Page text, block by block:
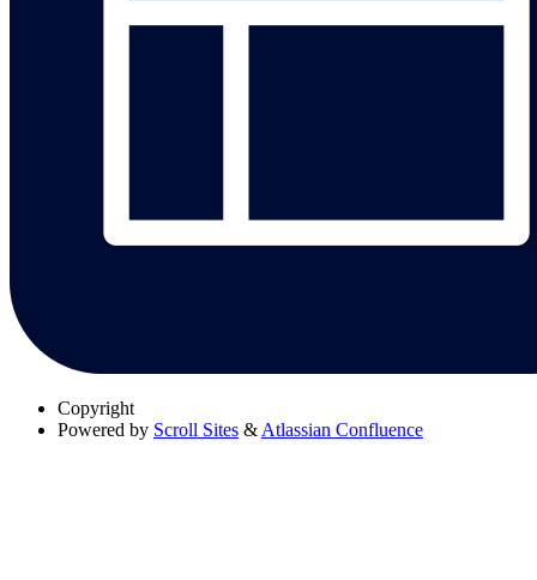
Copyright
Powered by Scroll Sites & Atlassian Confluence